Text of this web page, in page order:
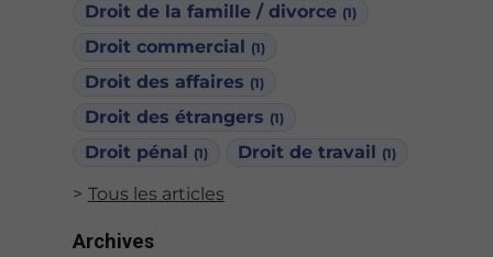
Droit de la famille / divorce (1)
Droit commercial (1)
Droit des affaires (1)
Droit des étrangers (1)
Droit pénal (1) Droit de travail (1)
Tous les articles
Archives